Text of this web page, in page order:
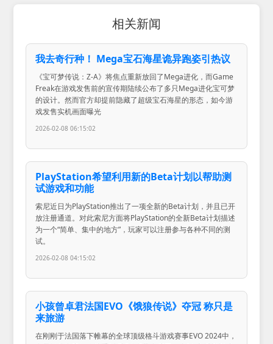
相关新闻
我去奇行种！ Mega宝石海星诡异跑姿引热议
《宝可梦传说：Z-A》将焦点重新放回了Mega进化，而Game
Freak在游戏发售前的宣传期陆续公布了多只Mega进化宝可梦
的设计。然而官方却提前隐藏了超级宝石海星的形态，如今游
戏发售实机画面曝光
2026-02-08 06:15:02
PlayStation希望利用新的Beta计划以帮助测
试游戏和功能
索尼近日为PlayStation推出了一项全新的Beta计划，并且已开
放注册通道。对此索尼方面将PlayStation的全新Beta计划描述
为一个“简单、集中的地方”，玩家可以注册参与各种不同的测
试。
2026-02-08 04:15:02
小孩曾卓君法国EVO《饿狼传说》夺冠 称只是
来旅游
在刚刚于法国落下帷幕的全球顶级格斗游戏赛事EVO 2024中，